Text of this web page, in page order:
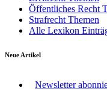
Öffentliches Recht
Strafrecht Themen
Alle Lexikon
Neue Artikel
Newsletter